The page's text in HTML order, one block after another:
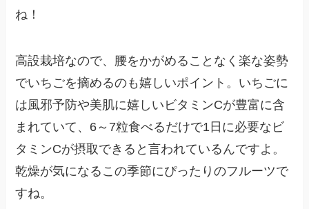
ね！
高設栽培なので、腰をかがめることなく楽な姿勢
でいちごを摘めるのも嬉しいポイント。いちごに
は風邪予防や美肌に嬉しいビタミンCが豊富に含
まれていて、6～7粒食べるだけで1日に必要なビ
タミンCが摂取できると言われているんですよ。
乾燥が気になるこの季節にぴったりのフルーツで
すね。